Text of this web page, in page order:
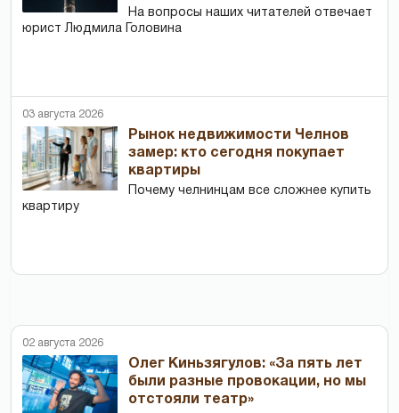
На вопросы наших читателей отвечает
юрист Людмила Головина
03 августа 2026
Рынок недвижимости Челнов
замер: кто сегодня покупает
квартиры
Почему челнинцам все сложнее купить
квартиру
02 августа 2026
Олег Киньзягулов: «За пять лет
были разные провокации, но мы
отстояли театр»